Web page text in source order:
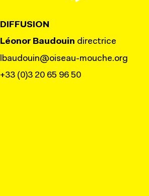
DIFFUSION
Léonor Baudouin directrice
lbaudouin@oiseau-mouche.org
+33 (0)3 20 65 96 50